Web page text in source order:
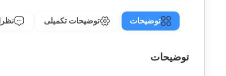
توضیحات توضیحات تکمیلی
توضیحات